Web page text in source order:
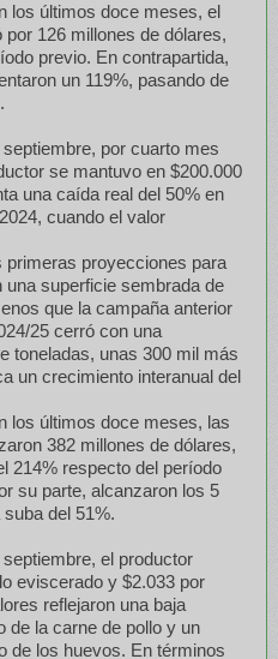
los últimos doce meses, el
126 millones de dólares,
previo. En contrapartida,
un 119%, pasando de
por cuarto mes
se mantuvo en $200.000
una caída real del 50% en
cuando el valor
proyecciones para
superficie sembrada de
que la campaña anterior
25 cerró con una
toneladas, unas 300 mil más
un crecimiento interanual del
los últimos doce meses, las
382 millones de dólares,
214% respecto del período
su parte, alcanzaron los 5
del 51%.
el productor
eviscerado y $2.033 por
reflejaron una baja
de la carne de pollo y un
de los huevos. En términos